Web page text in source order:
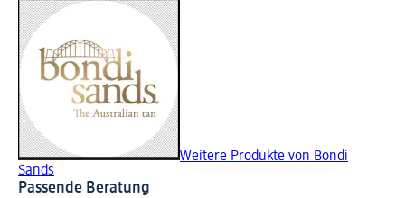
Weitere Produkte von Bondi
Sands
Passende Beratung